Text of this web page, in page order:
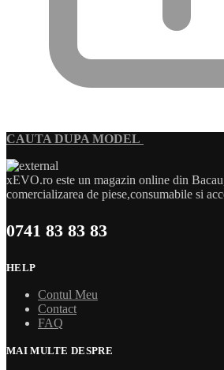
CAUTA DUPA MODEL
xEVO.ro este un magazin online din
comercializarea de piese,consumabile si
0741 83 83 83
HELP
Contul Meu
Contact
FAQ
MAI MULTE DESPRE